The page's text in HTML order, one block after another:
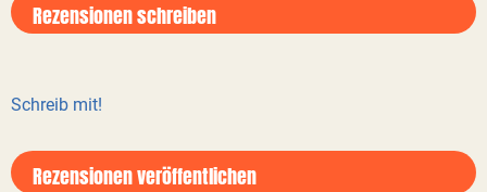
Rezensionen schreiben
Schreib mit!
Rezensionen veröffentlichen